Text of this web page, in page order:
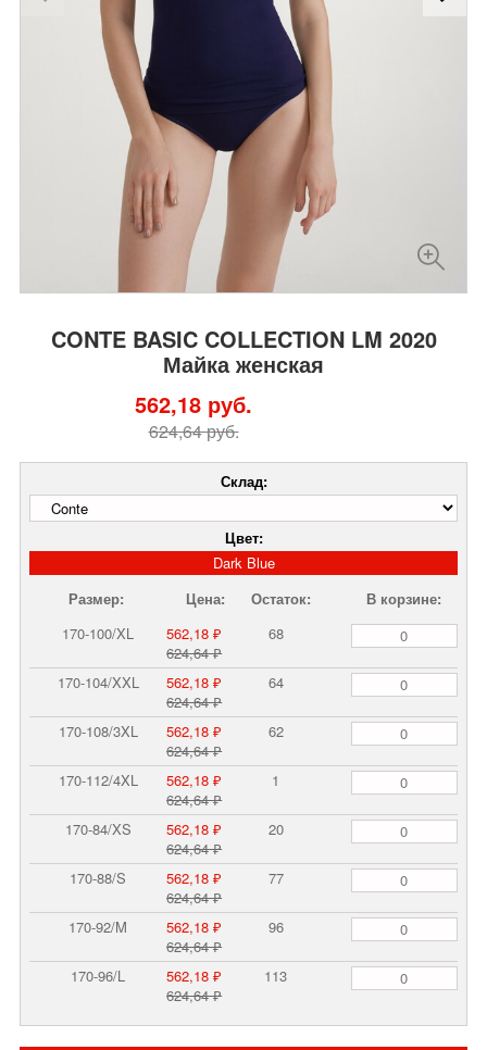
CONTE BASIC COLLECTION LM 2020
Майка женская
624,64 руб.
562,18 руб.
Склад:
Цвет:
Dark Blue
Размер:
Цена: Остаток:
В корзине:
170-100/XL
624,64 ₽
562,18 ₽ 68
170-104/XXL
624,64 ₽
562,18 ₽ 64
170-108/3XL
624,64 ₽
562,18 ₽ 62
170-112/4XL
624,64 ₽
562,18 ₽ 1
170-84/XS
624,64 ₽
562,18 ₽ 20
170-88/S
624,64 ₽
562,18 ₽ 77
170-92/M
624,64 ₽
562,18 ₽ 96
170-96/L
624,64 ₽
562,18 ₽ 113